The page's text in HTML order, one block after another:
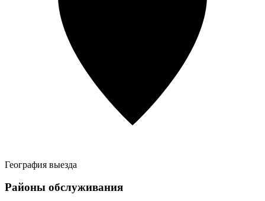
География выезда
Районы обслуживания